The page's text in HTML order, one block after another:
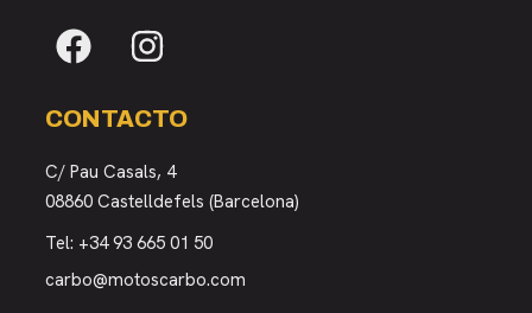
CONTACTO
C/ Pau Casals, 4
08860 Castelldefels (Barcelona)
Tel: +34 93 665 01 50
carbo@motoscarbo.com